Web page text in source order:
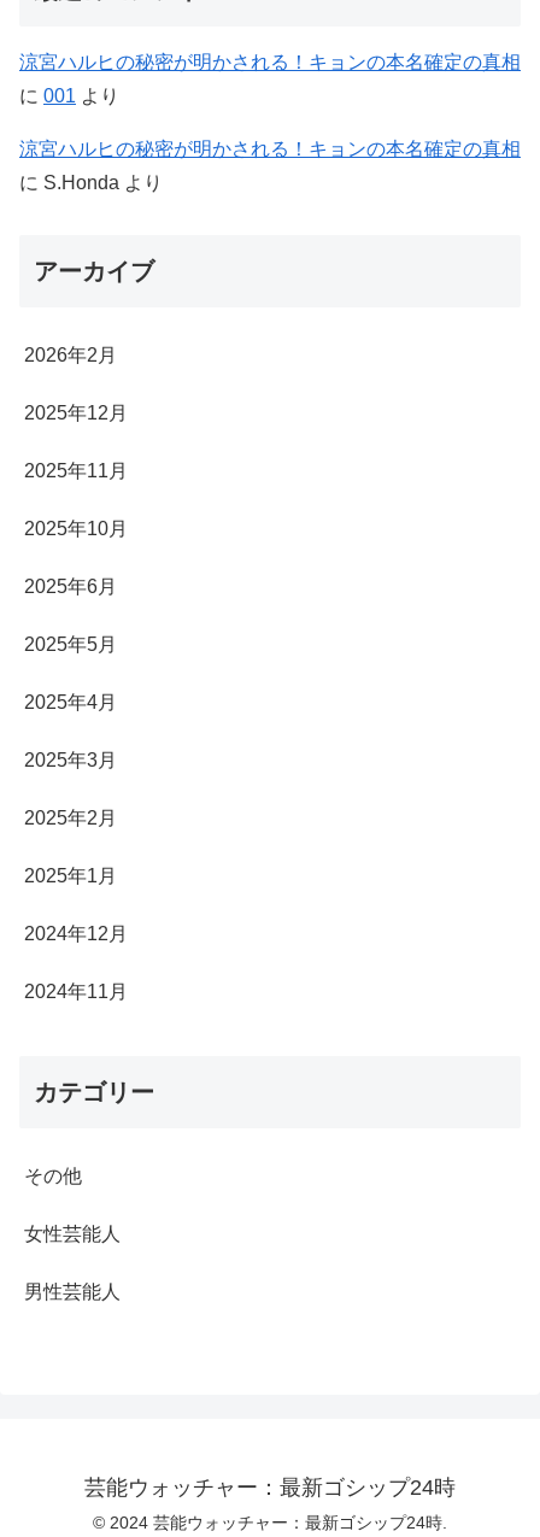
涼宮ハルヒの秘密が明かされる！キョンの本名確定の真相
に 001 より
涼宮ハルヒの秘密が明かされる！キョンの本名確定の真相
に S.Honda より
アーカイブ
2026年2月
2025年12月
2025年11月
2025年10月
2025年6月
2025年5月
2025年4月
2025年3月
2025年2月
2025年1月
2024年12月
2024年11月
カテゴリー
その他
女性芸能人
男性芸能人
芸能ウォッチャー：最新ゴシップ24時
© 2024 芸能ウォッチャー：最新ゴシップ24時.